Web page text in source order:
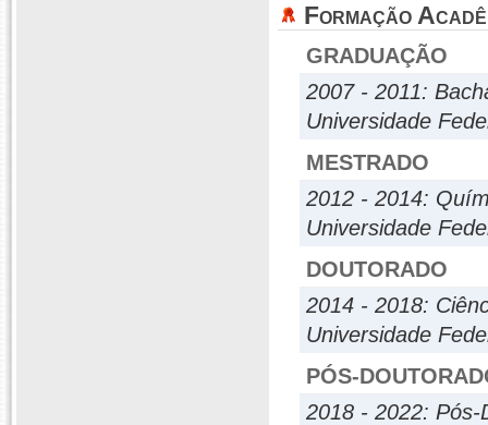
Formação
GRADUAÇÃO
2007 - 2011:
Universidade
MESTRADO
2012 - 2014:
Universidade
DOUTORADO
2014 - 2018:
Universidade
PÓS-
2018 - 2022: Pós-